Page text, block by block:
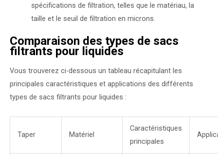
spécifications de filtration, telles que le matériau, la
taille et le seuil de filtration en microns.
Comparaison des types de sacs
filtrants pour liquides
Vous trouverez ci-dessous un tableau récapitulant les
principales caractéristiques et applications des différents
types de sacs filtrants pour liquides :
Taper Matériel
Caractéristiques
principales